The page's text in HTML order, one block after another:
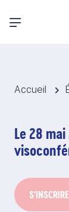
Menu
Accueil
Le 28